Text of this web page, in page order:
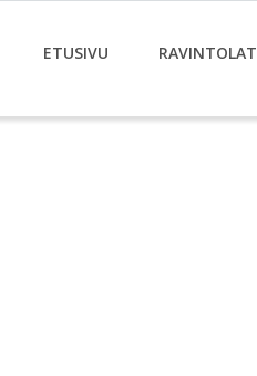
ETUSIVU RAVINTOLAT